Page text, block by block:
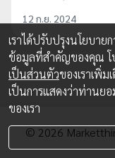
12 ก.ย. 2024
© 2026
เราได้ปรับปรุงนโยบา
ข้อมูลที่สำคัญของคุณ โ
เป็นส่วนตัวของเราเพิ่
เป็นการแสดงว่าท่านย
ของเรา